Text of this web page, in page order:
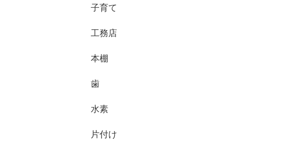
子育て
工務店
本棚
歯
水素
片付け